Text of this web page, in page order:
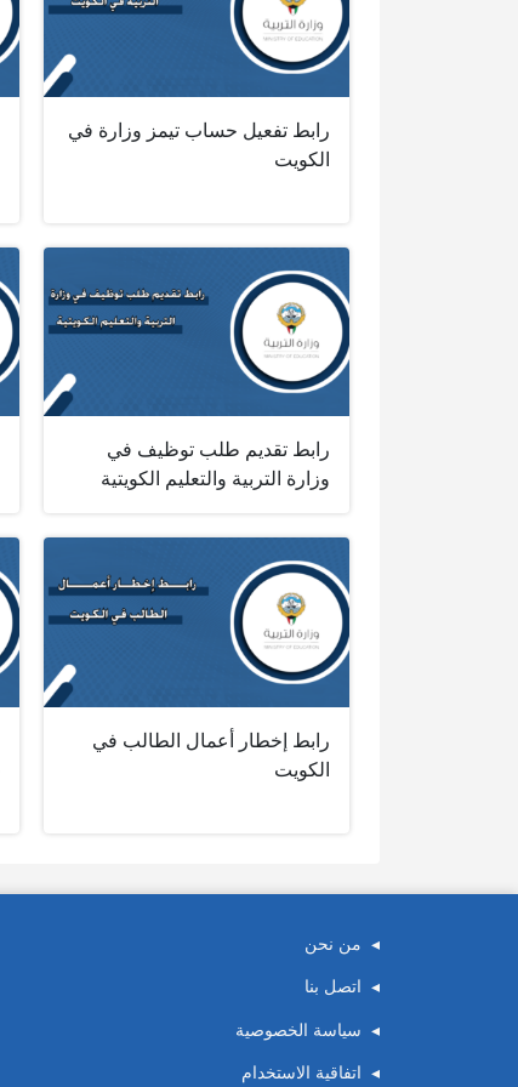
رابط تفعيل حساب تيمز وزارة في
الكويت
رابط تقديم طلب توظيف في
وزارة التربية والتعليم الكويتية
رابط إخطار أعمال الطالب في
الكويت
من نحن
اتصل بنا
سياسة الخصوصية
اتفاقية الاستخدام